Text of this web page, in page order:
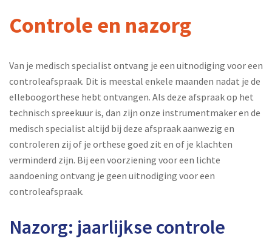
Controle en nazorg
Van je medisch specialist ontvang je een uitnodiging voor een
controleafspraak. Dit is meestal enkele maanden nadat je de
elleboogorthese hebt ontvangen. Als deze afspraak op het
technisch spreekuur is, dan zijn onze instrumentmaker en de
medisch specialist altijd bij deze afspraak aanwezig en
controleren zij of je orthese goed zit en of je klachten
verminderd zijn. Bij een voorziening voor een lichte
aandoening ontvang je geen uitnodiging voor een
controleafspraak.
Nazorg: jaarlijkse controle